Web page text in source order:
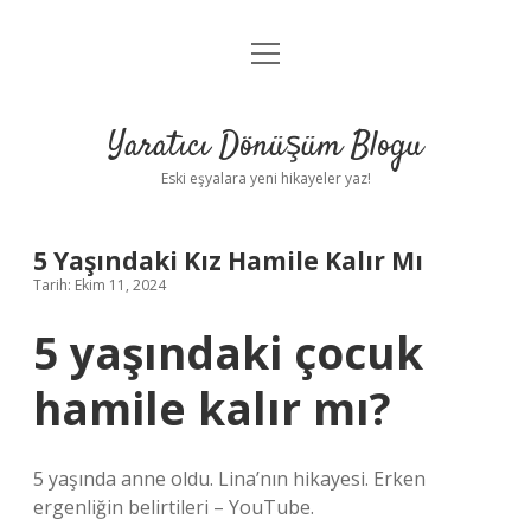
Anasayfa
Yasal Uyarı
menüyü
Yaratıcı Dönüşüm Blogu
Eski eşyalara yeni hikayeler yaz!
5 Yaşındaki Kız Hamile Kalır Mı
Tarih: Ekim 11, 2024
5 yaşındaki çocuk
hamile kalır mı?
5 yaşında anne oldu. Lina’nın hikayesi. Erken
ergenliğin belirtileri – YouTube.